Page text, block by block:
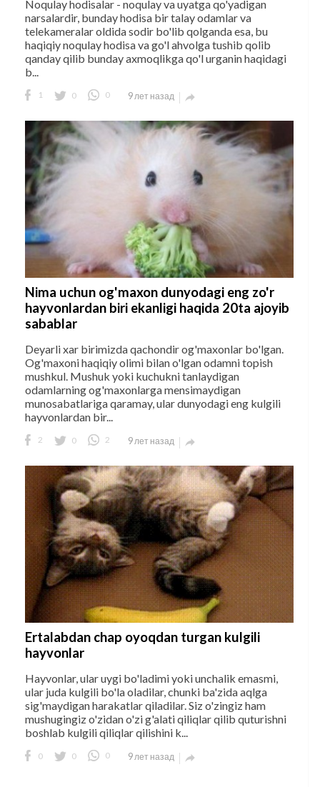
Noqulay hodisalar - noqulay va uyatga qo'yadigan
narsalardir, bunday hodisa bir talay odamlar va
telekameralar oldida sodir bo'lib qolganda esa, bu
haqiqiy noqulay hodisa va go'l ahvolga tushib qolib
qanday qilib bunday axmoqlikga qo'l urganin haqidagi
b...
1 0 0 9 лет назад 
Nima uchun og'maxon dunyodagi eng zo'r
hayvonlardan biri ekanligi haqida 20ta ajoyib
sabablar
Deyarli xar birimizda qachondir og'maxonlar bo'lgan.
Og'maxoni haqiqiy olimi bilan o'lgan odamni topish
mushkul. Mushuk yoki kuchukni tanlaydigan
odamlarning og'maxonlarga mensimaydigan
munosabatlariga qaramay, ular dunyodagi eng kulgili
hayvonlardan bir...
2 0 2 9 лет назад 
Ertalabdan chap oyoqdan turgan kulgili
hayvonlar
Hayvonlar, ular uygi bo'ladimi yoki unchalik emasmi,
ular juda kulgili bo'la oladilar, chunki ba'zida aqlga
sig'maydigan harakatlar qiladilar. Siz o'zingiz ham
mushugingiz o'zidan o'zi g'alati qiliqlar qilib quturishni
boshlab kulgili qiliqlar qilishini k...
0 0 0 9 лет назад 